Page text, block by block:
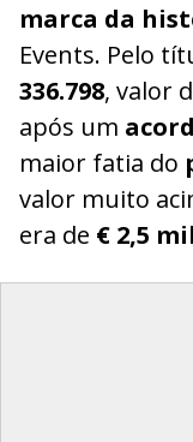
marca da
Events. Pelo
336.798, valor
após um
maior fatia do
valor muito
era de € 2,5